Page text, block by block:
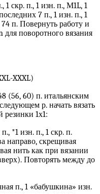
1 скр. п., 1 изн. п., М1L, 1
7 п., 1 изн. п., 1
п. Повернуть работу и
для поворотного вязания
XXXL)
(56, 60) п. итальянским
р. начать вязать
резинки 1х1:
*1 изн. п., 1 скр. п.
направо, скрещивая
нить как при вязании
Повторять между до
п., 1 «бабушкина» изн.